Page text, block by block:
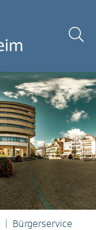
Bürgerservice